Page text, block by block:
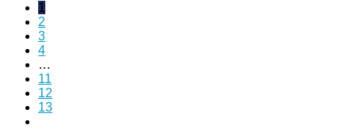
1
2
3
4
…
11
12
13